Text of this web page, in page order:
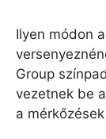
Ilyen módon
Group
vezetnek be
a